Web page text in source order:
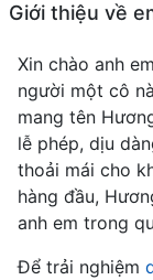
Giới thiệu về
Xin chào anh
người một cô
mang tên
lễ phép, dịu
thoải mái cho
hàng đầu,
anh em trong
Để trải nghiệm